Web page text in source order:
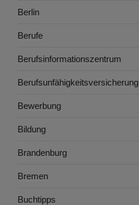
Berlin
Berufe
Berufsinformationszentrum
Berufsunfähigkeitsversicherung
Bewerbung
Bildung
Brandenburg
Bremen
Buchtipps